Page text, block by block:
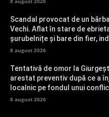
Scandal provocat de un
Vechi. Aflat în stare de
șurubelnițe și bare din fier,
8 august 2026
Tentativă de omor la
arestat preventiv după ce a
localnic pe fondul unui
8 august 2026